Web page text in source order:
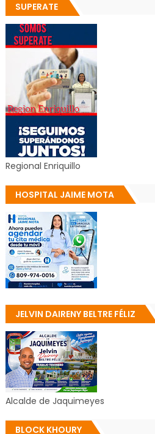
SUPERATE
Regional Enriquillo
HOSPITAL JAIME MOTA
JELVIN DAIRENY BELTRE FÉLIZ
Alcalde de Jaquimeyes
BLOCK KHOURY